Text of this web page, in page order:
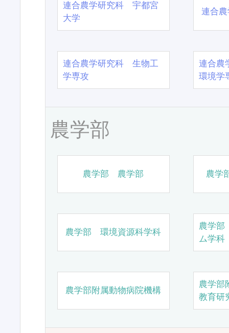
連合農学研究科 宇都宮
大学
連合
連合農学研究科 生物工
学専攻
連合農
環境学
農学部
農学部 農学部 農学
農学部 環境資源科学科
農学
ム学科
農学部附属動物病院機構
農学部
教育研